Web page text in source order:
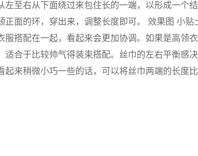
左至右从下面绕过来包住长的一端，以形成一个
正面的环，穿出来，调整长度即可。 效果图 小
服搭配在一起，看起来会更加协调。如果是高领
适合于比较帅气得装束搭配。丝巾的左右平衡感
起来稍微小巧一些的话，可以将丝巾两端的长度比